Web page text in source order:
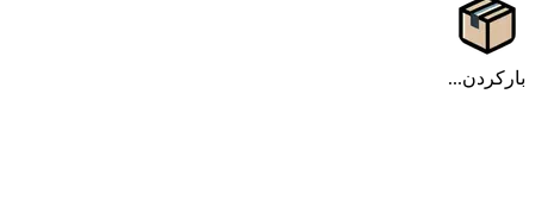
بارکردن...